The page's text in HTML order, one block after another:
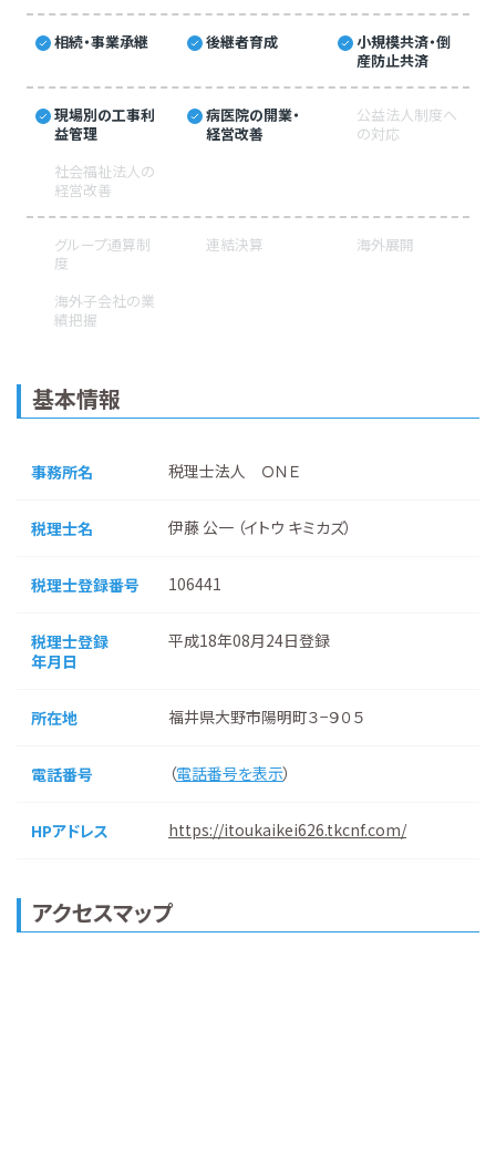
相続・事業承継 後継者育成
小規模共済・倒
産防止共済
現場別の工事利
益管理
病医院の開業・
経営改善
公益法人制度へ
の対応
社会福祉法人の
経営改善
グループ通算制
度
連結決算 海外展開
海外子会社の業
績把握
基本情報
事務所名 税理士法人 ＯＮＥ
税理士名 伊藤 公一 （イトウ キミカズ）
税理士登録番号 106441
税理士登録
年月日
平成18年08月24日登録
所在地 福井県大野市陽明町３−９０５
電話番号 （電話番号を表示）
HPアドレス https://itoukaikei626.tkcnf.com/
アクセスマップ